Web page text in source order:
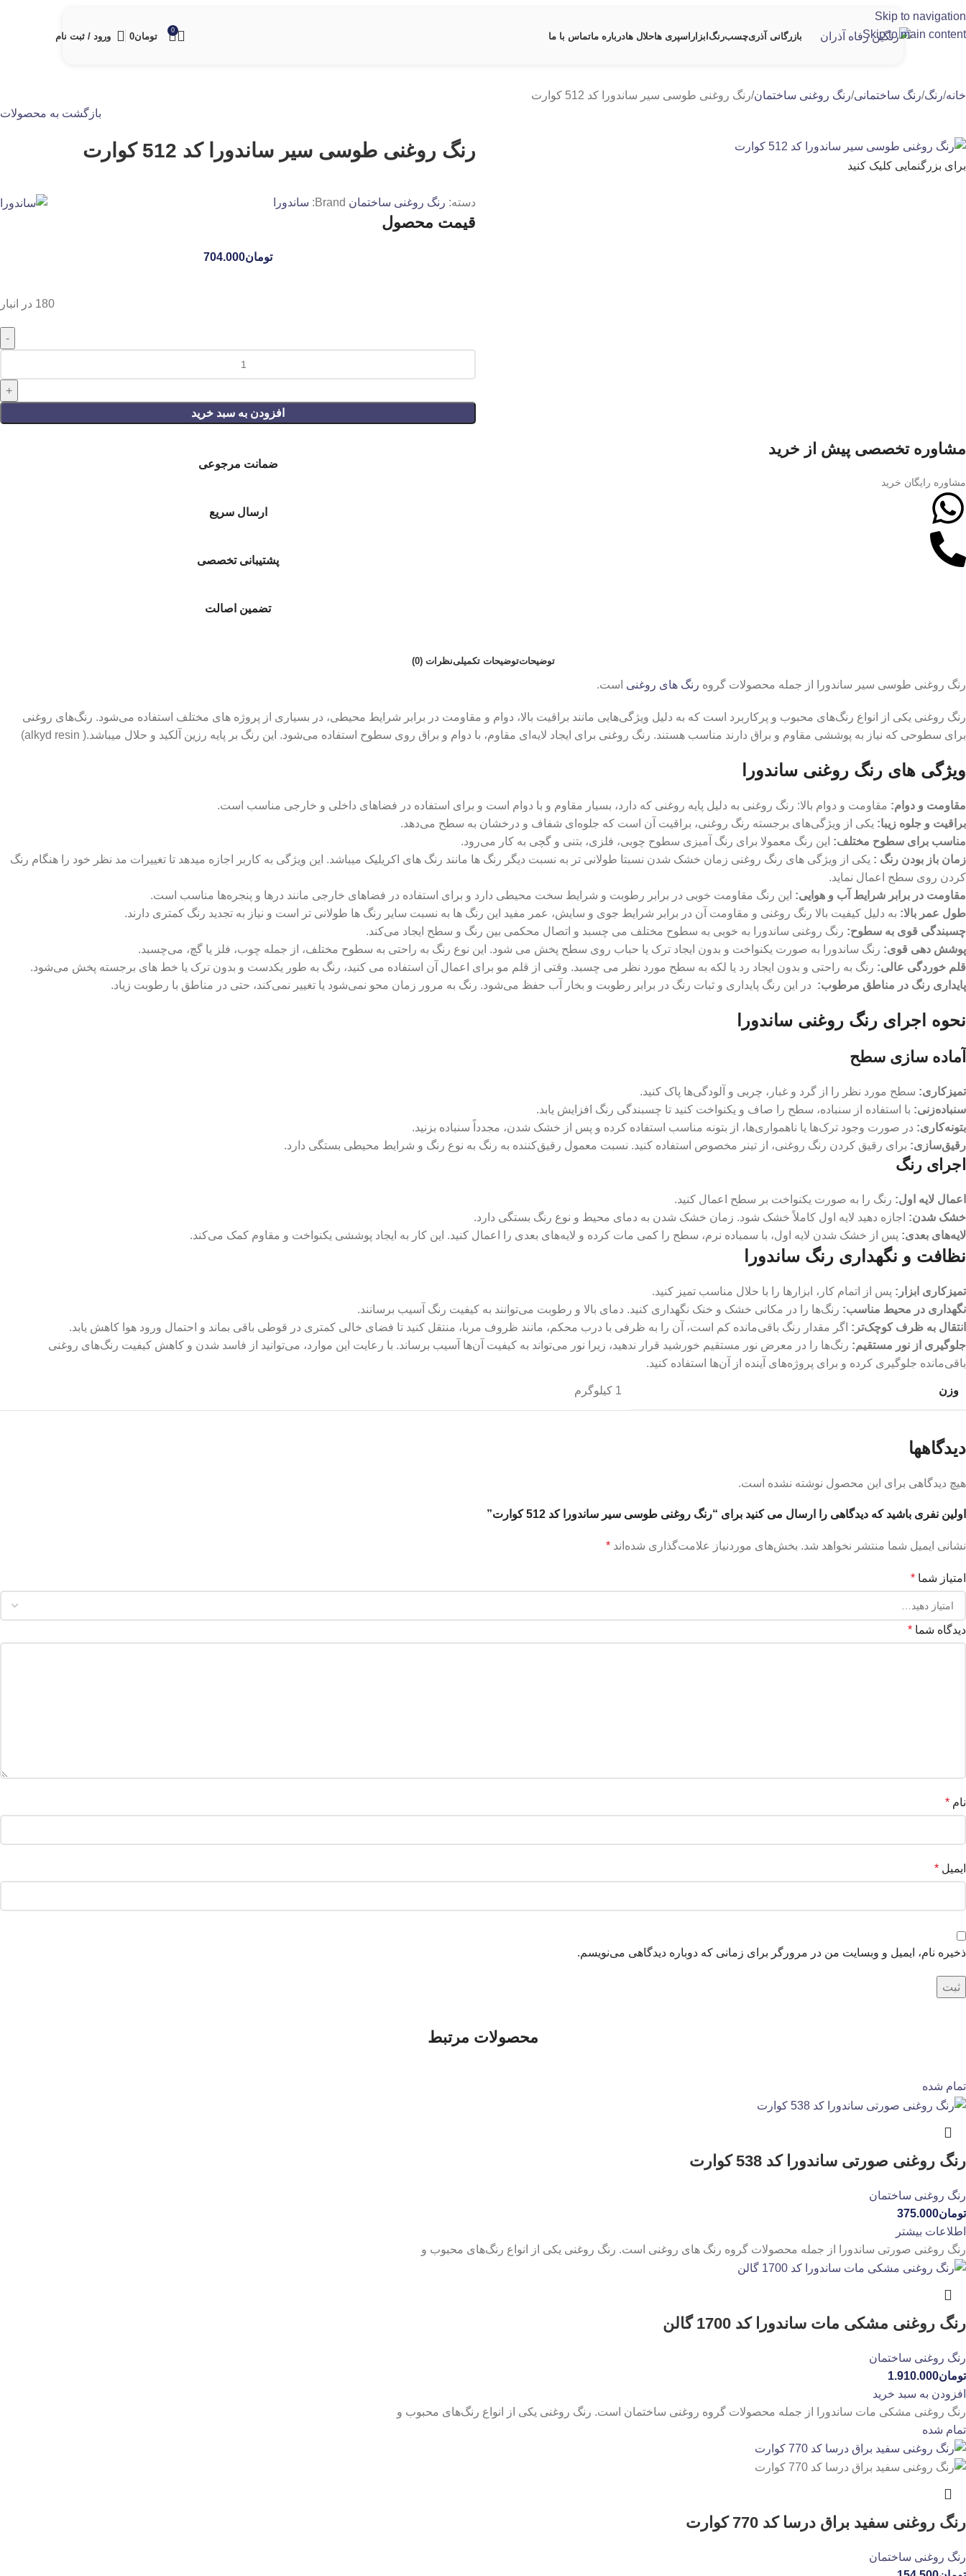
Skip to navigation
Skip to main content
بازرگانی آذریچسبرنگابزار اسپری هاحلال هادرباره ماتماس با ما
0
تومان0 ورود / ثبت نام
خانه رنگ رنگ ساختمانی رنگ روغنی ساختمان رنگ روغنی طوسی سیر ساندورا کد 512 کوارت
بازگشت به محصولات
برای بزرگنمایی کلیک کنید
رنگ روغنی طوسی سیر ساندورا کد 512 کوارت
دسته: رنگ روغنی ساختمان Brand: ساندورا
قیمت محصول
تومان704.000
180 در انبار
افزودن به سبد خرید
مشاوره تخصصی پیش از خرید
مشاوره رایگان خرید
ضمانت مرجوعی
ارسال سریع
پشتیبانی تخصصی
تضمین اصالت
توضیحاتتوضیحات تکمیلینظرات (0)
رنگ روغنی طوسی سیر ساندورا از جمله محصولات گروه رنگ های روغنی است.
رنگ روغنی یکی از انواع رنگ‌های محبوب و پرکاربرد است که به دلیل ویژگی‌هایی مانند براقیت بالا، دوام و مقاومت در برابر شرایط محیطی، در بسیاری از پروژه‌ های مختلف استفاده می‌شود. رنگ‌های روغنی
برای سطوحی که نیاز به پوششی مقاوم و براق دارند مناسب هستند. رنگ روغنی برای ایجاد لایه‌ای مقاوم، با دوام و براق روی سطوح استفاده می‌شود. این رنگ بر پایه رزین آلکید و حلال میباشد.( alkyd resin)
ویژگی های رنگ روغنی ساندورا
مقاومت و دوام: مقاومت و دوام بالا: رنگ روغنی به دلیل پایه روغنی که دارد، بسیار مقاوم و با دوام است و برای استفاده در فضاهای داخلی و خارجی مناسب است.
براقیت و جلوه زیبا: یکی از ویژگی‌های برجسته رنگ روغنی، براقیت آن است که جلوه‌ای شفاف و درخشان به سطح می‌دهد.
مناسب برای سطوح مختلف: این رنگ معمولا برای رنگ آمیزی سطوح چوبی، فلزی، بتنی و گچی به کار می‌رود.
زمان باز بودن رنگ : یکی از ویژگی های رنگ روغنی زمان خشک شدن نسبتا طولانی تر به نسبت دیگر رنگ ها مانند رنگ های اکریلیک میباشد. این ویژگی به کاربر اجازه میدهد تا تغییرات مد نظر خود را هنگام رنگ
کردن روی سطح اعمال نماید.
مقاومت در برابر شرایط آب و هوایی: این رنگ مقاومت خوبی در برابر رطوبت و شرایط سخت محیطی دارد و برای استفاده در فضاهای خارجی مانند درها و پنجره‌ها مناسب است.
طول عمر بالا: به دلیل کیفیت بالا رنگ روغنی و مقاومت آن در برابر شرایط جوی و سایش، عمر مفید این رنگ ها به نسبت سایر رنگ ها طولانی تر است و نیاز به تجدید رنگ کمتری دارند.
چسبندگی قوی به سطوح: رنگ روغنی ساندورا به خوبی به سطوح مختلف می ‌چسبد و اتصال محکمی بین رنگ و سطح ایجاد می‌کند.
پوشش‌ دهی قوی: رنگ ساندورا به صورت یکنواخت و بدون ایجاد ترک یا حباب روی سطح پخش می شود. این نوع رنگ‌ به راحتی به سطوح مختلف، از جمله چوب، فلز یا گچ، می‌چسبد.
قلم خوردگی عالی: رنگ به راحتی و بدون ایجاد رد یا لکه به سطح مورد نظر می ‌چسبد. وقتی از قلم ‌مو برای اعمال آن استفاده می ‌کنید، رنگ به ‌طور یکدست و بدون ترک یا خط‌ های برجسته پخش می‌شود.
پایداری رنگ در مناطق مرطوب: در این رنگ پایداری و ثبات رنگ در برابر رطوبت و بخار آب حفظ می‌شود. رنگ به مرور زمان محو نمی‌شود یا تغییر نمی‌کند، حتی در مناطق با رطوبت زیاد.
نحوه اجرای رنگ روغنی ساندورا
آماده سازی سطح
تمیزکاری: سطح مورد نظر را از گرد و غبار، چربی و آلودگی‌ها پاک کنید.
سنباده‌زنی: با استفاده از سنباده، سطح را صاف و یکنواخت کنید تا چسبندگی رنگ افزایش یابد.
بتونه‌کاری: در صورت وجود ترک‌ها یا ناهمواری‌ها، از بتونه مناسب استفاده کرده و پس از خشک شدن، مجدداً سنباده بزنید.
رقیق‌سازی: برای رقیق کردن رنگ روغنی، از تینر مخصوص استفاده کنید. نسبت معمول رقیق‌کننده به رنگ به نوع رنگ و شرایط محیطی بستگی دارد.
اجرای رنگ
اعمال لایه اول: رنگ را به صورت یکنواخت بر سطح اعمال کنید.
خشک شدن: اجازه دهید لایه اول کاملاً خشک شود. زمان خشک شدن به دمای محیط و نوع رنگ بستگی دارد.
لایه‌های بعدی: پس از خشک شدن لایه اول، با سمباده نرم، سطح را کمی مات کرده و لایه‌های بعدی را اعمال کنید. این کار به ایجاد پوششی یکنواخت و مقاوم کمک می‌کند.
نظافت و نگهداری رنگ ساندورا
تمیزکاری ابزار : پس از اتمام کار، ابزارها را با حلال مناسب تمیز کنید.
نگهداری در محیط مناسب: رنگ‌ها را در مکانی خشک و خنک نگهداری کنید. دمای بالا و رطوبت می‌توانند به کیفیت رنگ آسیب برسانند.
انتقال به ظرف کوچک‌تر : اگر مقدار رنگ باقی‌مانده کم است، آن را به ظرفی با درب محکم، مانند ظروف مربا، منتقل کنید تا فضای خالی کمتری در قوطی باقی بماند و احتمال ورود هوا کاهش یابد.
جلوگیری از نور مستقیم: رنگ‌ها را در معرض نور مستقیم خورشید قرار ندهید، زیرا نور می‌تواند به کیفیت آن‌ها آسیب برساند. با رعایت این موارد، می‌توانید از فاسد شدن و کاهش کیفیت رنگ‌های روغنی
باقی‌مانده جلوگیری کرده و برای پروژه‌های آینده از آن‌ها استفاده کنید.
وزن 1 کیلوگرم
دیدگاهها
هیچ دیدگاهی برای این محصول نوشته نشده است.
اولین نفری باشید که دیدگاهی را ارسال می کنید برای “رنگ روغنی طوسی سیر ساندورا کد 512 کوارت”
نشانی ایمیل شما منتشر نخواهد شد. بخش‌های موردنیاز علامت‌گذاری شده‌اند *
امتیاز شما *
دیدگاه شما *
نام *
ایمیل *
ذخیره نام، ایمیل و وبسایت من در مرورگر برای زمانی که دوباره دیدگاهی می‌نویسم.
محصولات مرتبط
تمام شده
رنگ روغنی صورتی ساندورا کد 538 کوارت
رنگ روغنی ساختمان
تومان375.000
اطلاعات بیشتر
رنگ روغنی صورتی ساندورا از جمله محصولات گروه رنگ های روغنی است. رنگ روغنی یکی از انواع رنگ‌های محبوب و
رنگ روغنی مشکی مات ساندورا کد 1700 گالن
رنگ روغنی ساختمان
تومان1.910.000
افزودن به سبد خرید
رنگ روغنی مشکی مات ساندورا از جمله محصولات گروه روغنی ساختمان است. رنگ روغنی یکی از انواع رنگ‌های محبوب و
تمام شده
رنگ روغنی سفید براق درسا کد 770 کوارت
رنگ روغنی ساختمان